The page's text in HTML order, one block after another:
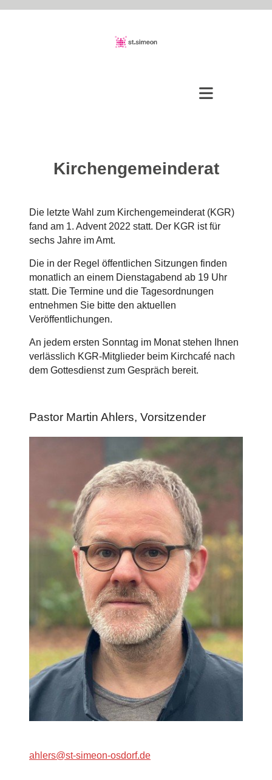
Kirchengemeinderat
Die letzte Wahl zum Kirchengemeinderat (KGR)
fand am 1. Advent 2022 statt. Der KGR ist für
sechs Jahre im Amt.
Die in der Regel öffentlichen Sitzungen finden
monatlich an einem Dienstagabend ab 19 Uhr
statt. Die Termine und die Tagesordnungen
entnehmen Sie bitte den aktuellen
Veröffentlichungen.
An jedem ersten Sonntag im Monat stehen Ihnen
verlässlich KGR-Mitglieder beim Kirchcafé nach
dem Gottesdienst zum Gespräch bereit.
Pastor Martin Ahlers, Vorsitzender
ahlers@st-simeon-osdorf.de